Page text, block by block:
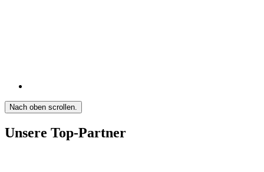
Nach oben scrollen.
Unsere Top-Partner